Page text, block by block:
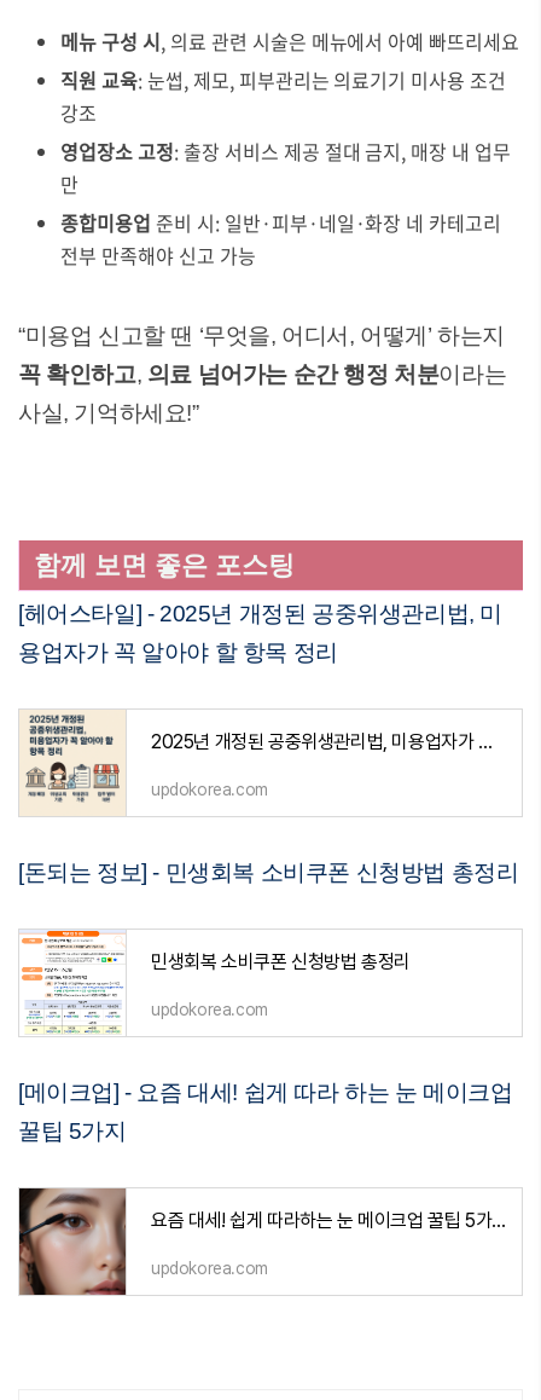
메뉴 구성 시, 의료 관련 시술은 메뉴에서 아예 빠뜨리세요
직원 교육: 눈썹, 제모, 피부관리는 의료기기 미사용 조건
강조
영업장소 고정: 출장 서비스 제공 절대 금지, 매장 내 업무
만
종합미용업 준비 시: 일반·피부·네일·화장 네 카테고리
전부 만족해야 신고 가능
“미용업 신고할 땐 ‘무엇을, 어디서, 어떻게’ 하는지
꼭 확인하고, 의료 넘어가는 순간 행정 처분이라는
사실, 기억하세요!”
함께 보면 좋은 포스팅
[헤어스타일] - 2025년 개정된 공중위생관리법, 미
용업자가 꼭 알아야 할 항목 정리
2025년 개정된 공중위생관리법, 미용업자가 꼭 알아야 할 항목 정리
updokorea.com
[돈되는 정보] - 민생회복 소비쿠폰 신청방법 총정리
민생회복 소비쿠폰 신청방법 총정리
updokorea.com
[메이크업] - 요즘 대세! 쉽게 따라 하는 눈 메이크업
꿀팁 5가지
요즘 대세! 쉽게 따라하는 눈 메이크업 꿀팁 5가지
updokorea.com